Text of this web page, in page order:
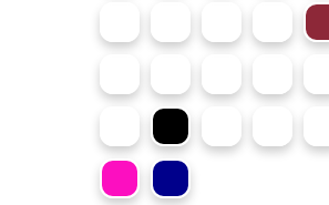
Caramel
Prepared For Dye
Jet Black
Candyfloss Pink
Airforce Blue